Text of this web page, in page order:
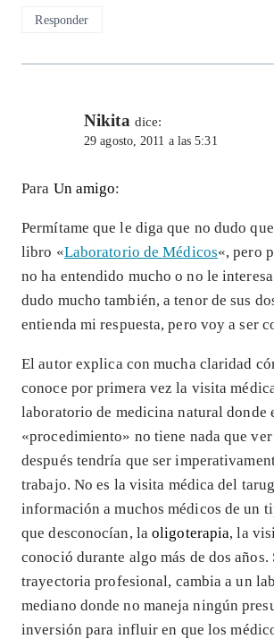
Responder
Nikita dice:
29 agosto, 2011 a las 5:31
Para Un amigo:
Permítame que le diga que no dudo
libro «Laboratorio de Médicos«, pero
no ha entendido mucho o no le
dudo mucho también, a tenor de sus
entienda mi respuesta, pero voy a ser
El autor explica con mucha claridad
conoce por primera vez la visita
laboratorio de medicina natural donde
«procedimiento» no tiene nada que
después tendría que ser
trabajo. No es la visita médica del
información a muchos médicos de un
que desconocían, laoligoterapia, la
conoció durante algo más de dos años.
trayectoria profesional, cambia a un
mediano donde no maneja ningún
inversión para influir en que los